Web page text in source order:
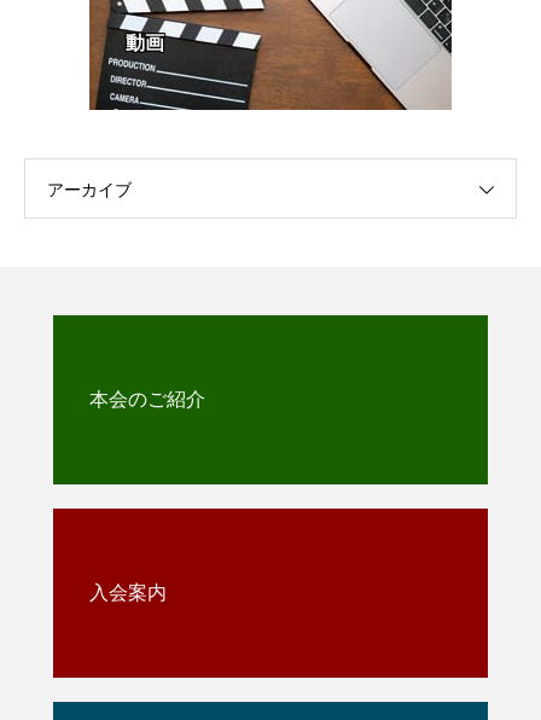
動画
アーカイブ
本会のご紹介
入会案内